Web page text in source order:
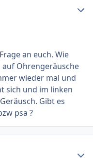
an euch. Wie
Ohrengeräusche
wieder mal und
sich und im linken
Gibt es
psa ?